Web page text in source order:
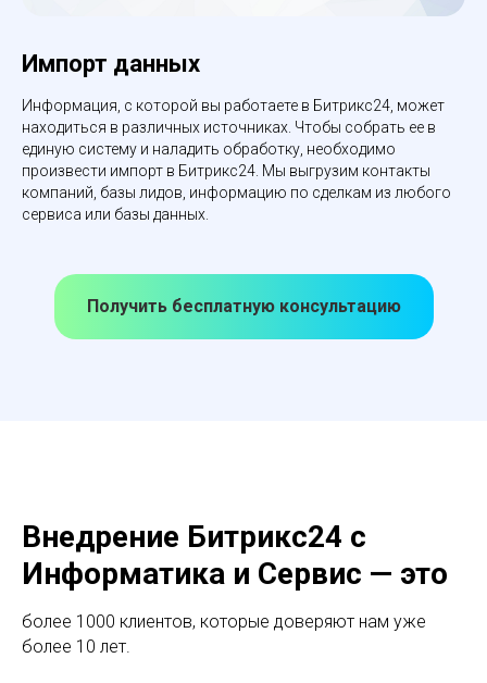
Импорт данных
Информация, с которой вы работаете в Битрикс24, может
находиться в различных источниках. Чтобы собрать ее в
единую систему и наладить обработку, необходимо
произвести импорт в Битрикс24. Мы выгрузим контакты
компаний, базы лидов, информацию по сделкам из любого
сервиса или базы данных.
Получить бесплатную консультацию
Внедрение Битрикс24 с
Информатика и Сервис — это
более 1000 клиентов, которые доверяют нам уже
более 10 лет.